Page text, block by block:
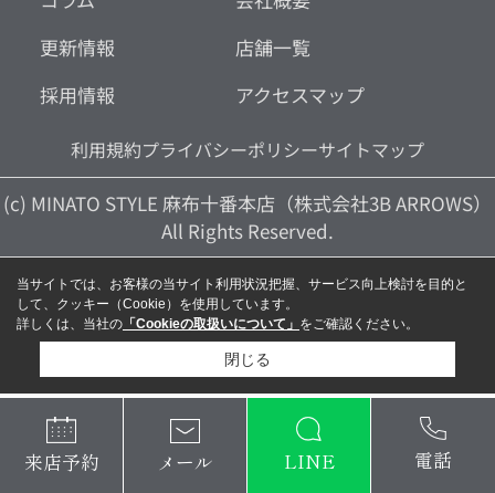
更新情報
採用情報
店舗一覧
アクセスマップ
利用規約プライバシーポリシーサイトマップ
(c) MINATO STYLE 麻布十番本店（株式会社3B ARROWS）
All Rights Reserved.
来店予約 メール LINE 電話
当サイトでは、お客様の当サイト利用状況把握、サービス向上検討を目的と
して、クッキー（Cookie）を使用しています。
詳しくは、当社の 「Cookieの取扱いについて」 をご確認ください。
閉じる